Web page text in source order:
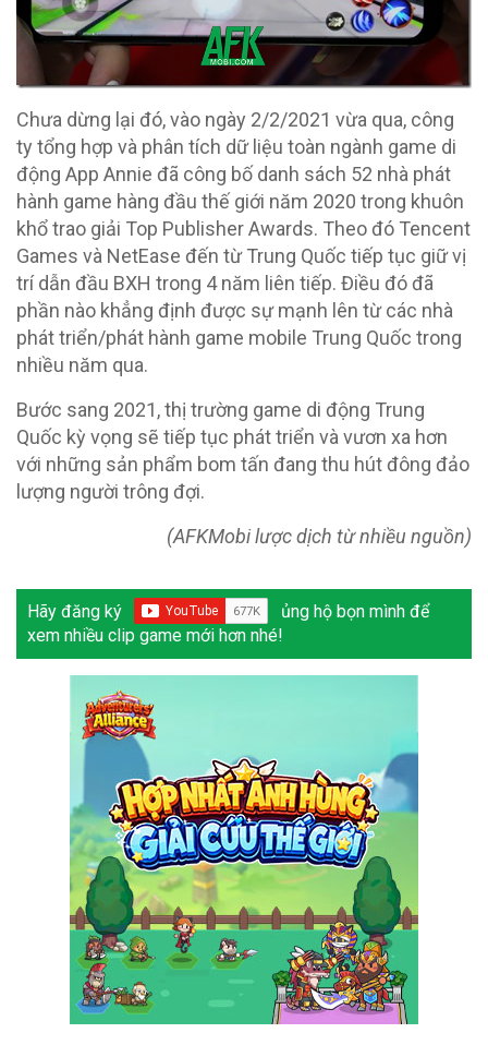
Chưa dừng lại đó, vào ngày 2/2/2021 vừa qua, công
ty tổng hợp và phân tích dữ liệu toàn ngành game di
động App Annie đã công bố danh sách 52 nhà phát
hành game hàng đầu thế giới năm 2020 trong khuôn
khổ trao giải Top Publisher Awards. Theo đó Tencent
Games và NetEase đến từ Trung Quốc tiếp tục giữ vị
trí dẫn đầu BXH trong 4 năm liên tiếp. Điều đó đã
phần nào khẳng định được sự mạnh lên từ các nhà
phát triển/phát hành game mobile Trung Quốc trong
nhiều năm qua.
Bước sang 2021, thị trường game di động Trung
Quốc kỳ vọng sẽ tiếp tục phát triển và vươn xa hơn
với những sản phẩm bom tấn đang thu hút đông đảo
lượng người trông đợi.
(AFKMobi lược dịch từ nhiều nguồn)
Hãy đăng ký
ủng hộ bọn mình để
xem nhiều clip game mới hơn nhé!